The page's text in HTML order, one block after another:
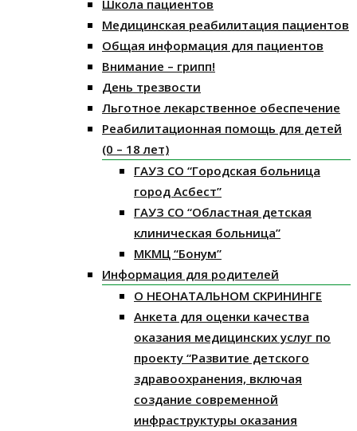
Школа пациентов
Медицинская реабилитация пациентов
Общая информация для пациентов
Внимание – грипп!
День трезвости
Льготное лекарственное обеспечение
Реабилитационная помощь для детей
(0 – 18 лет)
ГАУЗ СО “Городская больница
город Асбест”
ГАУЗ СО “Областная детская
клиническая больница”
МКМЦ “Бонум”
Информация для родителей
О НЕОНАТАЛЬНОМ СКРИНИНГЕ
Анкета для оценки качества
оказания медицинских услуг по
проекту “Развитие детского
здравоохранения, включая
создание современной
инфраструктуры оказания